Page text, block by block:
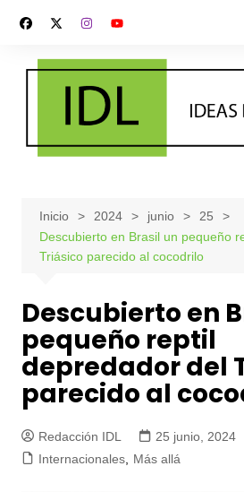
contenido
Inicio 2024 junio
25
Descubierto en Brasil un pequeño
Triásico parecido al cocodrilo
Descubierto en
pequeño reptil
depredador del
parecido al
Redacción IDL
25 junio, 2024
Internacionales, Más allá